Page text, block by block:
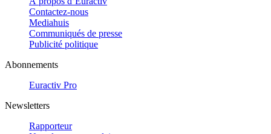
Contactez-nous
Mediahuis
Communiqués de presse
Publicité politique
Abonnements
Euractiv Pro
Newsletters
Rapporteur